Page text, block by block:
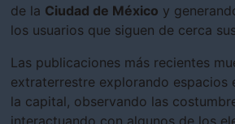
de la Ciudad de México y
los usuarios que siguen de cerca
Las publicaciones más recientes
extraterrestre explorando espacios
la capital, observando las
interactuando con algunos de los